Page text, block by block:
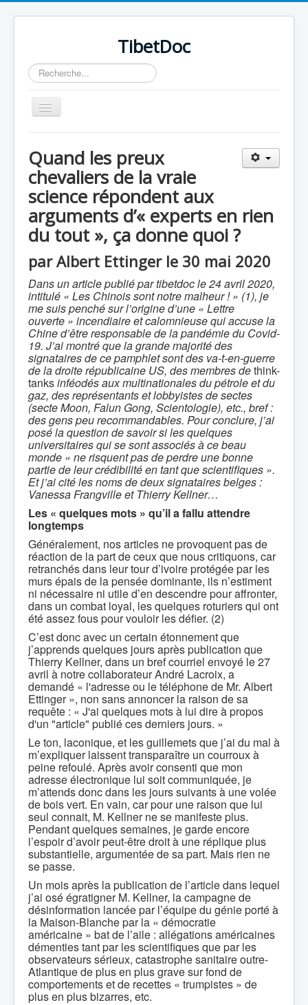
TibetDoc
Rechercher
Basculer
la
≡
Quand les preux
chevaliers de la vraie
science répondent aux
arguments d’« experts en rien
du tout », ça donne quoi ?
par Albert Ettinger le 30 mai 2020
Dans un article publié par tibetdocle 24 avril 2020,
intitulé « Les Chinois sont notre malheur ! » (1), je
me suis penché sur l’origine d’une « Lettre
ouverte » incendiaire et calomnieuse qui accuse la
Chine d’être responsable de la pandémie du Covid-
19. J’ai montré que la grande majorité des
signataires de ce pamphlet sont des va-t-en-guerre
de la droite républicaine US, des membres dethink-
tanksinféodés aux multinationales du pétrole et du
gaz, des représentants et lobbyistes de sectes
(secte Moon, Falun Gong, Scientologie), etc., bref :
des gens peu recommandables. Pour conclure, j’ai
posé la question de savoir si les quelques
universitaires qui se sont associés à ce beau
monde « ne risquent pas de perdre une bonne
partie de leur crédibilité en tant que scientifiques ».
Et j’ai cité les noms de deux signataires belges :
Vanessa Frangville et Thierry Kellner…
Les « quelques mots » qu’il a fallu attendre
longtemps
Généralement, nos articles ne provoquent pas de
réaction de la part de ceux que nous critiquons, car
retranchés dans leur tour d’ivoire protégée par les
murs épais de la pensée dominante, ils n’estiment
ni nécessaire ni utile d’en descendre pour affronter,
dans un combat loyal, les quelques roturiers qui ont
été assez fous pour vouloir les défier. (2)
C’est donc avec un certain étonnement que
j’apprends quelques jours après publication que
Thierry Kellner, dans un bref courriel envoyé le 27
avril à notre collaborateur André Lacroix, a
demandé « l'adresse ou le téléphone de Mr. Albert
Ettinger », non sans annoncer la raison de sa
requête : « J'ai quelques mots à lui dire à propos
d'un "article" publié ces derniers jours. »
Le ton, laconique, et les guillemets que j’ai du mal à
m’expliquer laissent transparaître un courroux à
peine refoulé. Après avoir consenti que mon
adresse électronique lui soit communiquée, je
m’attends donc dans les jours suivants à une volée
de bois vert. En vain, car pour une raison que lui
seul connait, M. Kellner ne se manifeste plus.
Pendant quelques semaines, je garde encore
l’espoir d’avoir peut-être droit à une réplique plus
substantielle, argumentée de sa part. Mais rien ne
se passe.
Un mois après la publication de l’article dans lequel
j’ai osé égratigner M. Kellner, la campagne de
désinformation lancée par l’équipe du génie porté à
la Maison-Blanche par la « démocratie
américaine » bat de l’aile : allégations américaines
démenties tant par les scientifiques que par les
observateurs sérieux, catastrophe sanitaire outre-
Atlantique de plus en plus grave sur fond de
comportements et de recettes « trumpistes » de
plus en plus bizarres, etc.